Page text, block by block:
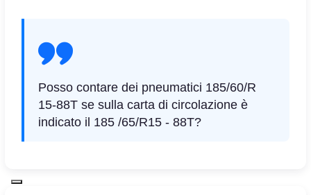
Posso contare dei pneumatici 185/60/R
15-88T se sulla carta di circolazione è
indicato il 185 /65/R15 - 88T?